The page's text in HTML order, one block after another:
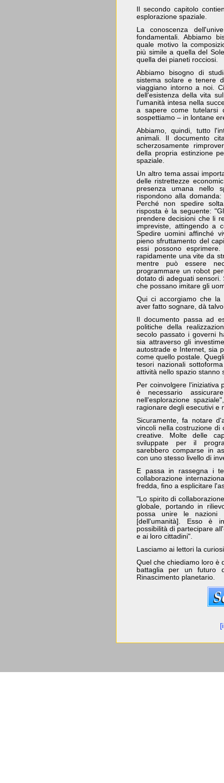
Il secondo capitolo
esplorazione spaziale.
La conoscenza
fondamentali. Abbiamo
quale motivo la
più simile a quella del
quella dei pianeti rocciosi.
Abbiamo bisogno di
sistema solare e tenere
viaggiano intorno a noi.
dell'esistenza della vita
l'umanità intesa nella
a sapere come
sospettiamo – in lontane
Abbiamo, quindi, tutto
animali. Il documento
scherzosamente
della propria estinzione
spaziale.
Un altro tema assai
delle ristrettezze
presenza umana nello
rispondono alla
Perché non spedire
risposta è la seguente:
prendere decisioni che li
impreviste, attingendo a
Spedire uomini affinché
pieno sfruttamento del
essi possono
rapidamente una vite da
mentre può essere
programmare un robot
dotato di adeguati
che possano imitare gli
Qui ci accorgiamo che
aver fatto sognare, dà
Il documento passa ad
politiche della
secolo passato i governi
sia attraverso gli
autostrade e Internet, sia
come quello postale.
tesori nazionali
attività nello spazio stanno
Per coinvolgere l'iniziativa
è necessario
nell'esplorazione
ragionare degli esecutivi e
Sicuramente, fa notare
vincoli nella costruzione di
creative. Molte delle
sviluppate per il
sarebbero comparse in
con uno stesso livello di
E passa in rassegna i
collaborazione
fredda, fino a esplicitare
"Lo spirito di
globale, portando in
possa unire le nazioni
[dell'umanità]. Esso è
possibilità di partecipare
e ai loro cittadini".
Lasciamo ai lettori la
Quel che chiediamo loro è
battaglia per un futuro
Rinascimento planetario.